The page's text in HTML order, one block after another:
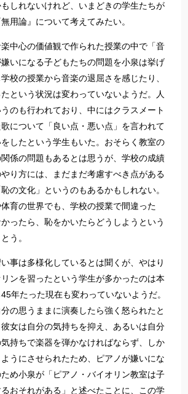
しれないけれど、いまどきの学生たちが
用論』について考えてみたい。
中心の価値観で作られた授業の中で「音
いになる子どもたちの問題を小泉は挙げ
校の授業から音楽の退屈さを感じたり、
という状況は変わっていないようだ。人
のも行われており、中にはクラスメート
について「良い点・悪い点」を言われて
したという学生もいた。おそらく教室の
係の問題もあるとは思うが、学校の成績
り方には、まだまだ考慮すべき点がある
の文化」というのもあるかもしれない。
育の世界でも、学校の授業で間違った
ったら、恥をかいたらどうしようという
う。
事は多様化しているとは聞くが、やはり
ンを習ったという学生が多かったのは本
年たった現在も変わっていないようだ。
の思うままに演奏したら強く怒られたと
女は自分の気持ちを抑え、あるいは自分
持ちで楽器を弾かなければならず、しか
うにさせられたため、ピアノが嫌いにな
め小泉が「ピアノ・バイオリン教室は子
おそれがある」と述べたことに、この学